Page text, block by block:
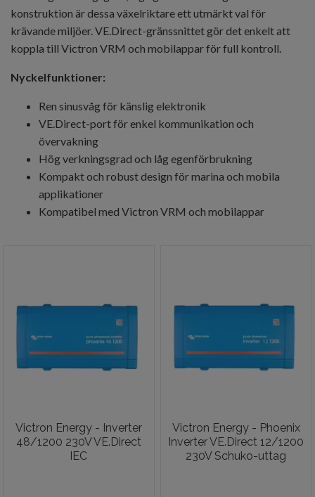
konstruktion är dessa växelriktare ett utmärkt val för
krävande miljöer. VE.Direct-gränssnittet gör det enkelt att
koppla till Victron VRM och mobilappar för full kontroll.
Nyckelfunktioner:
Ren sinusvåg för känslig elektronik
VE.Direct-port för enkel kommunikation och
övervakning
Hög verkningsgrad och låg egenförbrukning
Kompakt och robust design för marina och mobila
applikationer
Kompatibel med Victron VRM och mobilappar
Victron Energy - Inverter
48/1200 230V VE.Direct
IEC
Victron Energy - Phoenix
Inverter VE.Direct 12/1200
230V Schuko-uttag